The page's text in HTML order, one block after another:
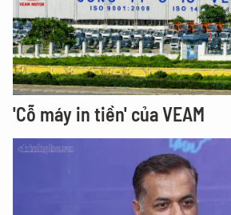
'Cỗ máy in tiền' của VEAM